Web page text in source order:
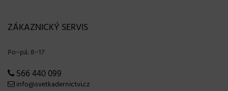
ZÁKAZNICKÝ SERVIS
Po−pá: 8−17
566 440 099
info@svetkadernictvi.cz